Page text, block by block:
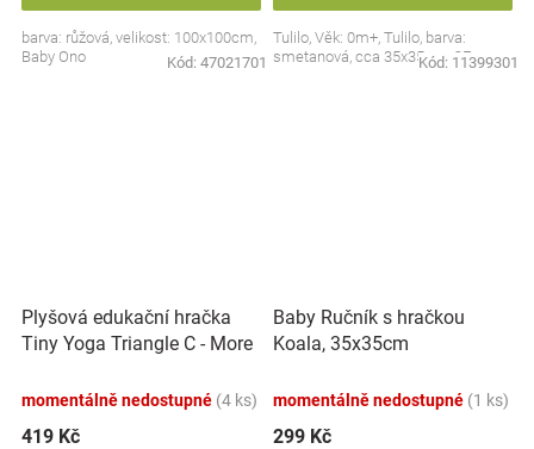
barva: růžová, velikost: 100x100cm,
Baby Ono
Kód: 47021701
Tulilo, Věk: 0m+, Tulilo, barva:
smetanová, cca 35x35cm, CE
Kód: 11399301
Plyšová edukační hračka
Tiny Yoga Triangle C - More
BabyOno
momentálně nedostupné (4 ks)
419 Kč
Baby Ručník s hračkou
Koala, 35x35cm
momentálně nedostupné (1 ks)
299 Kč